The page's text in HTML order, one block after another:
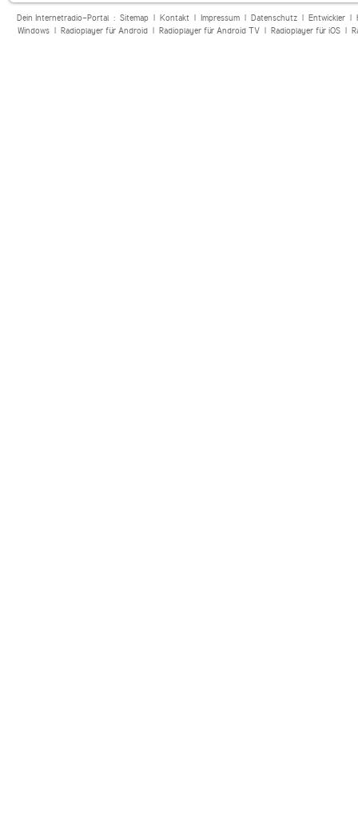
Dein Internetradio-Portal : Sitemap| Kontakt| Impressum| Datenschutz| Entwickler|
Windows| Radioplayer für Android| Radioplayer für Android TV| Radioplayer für iOS|